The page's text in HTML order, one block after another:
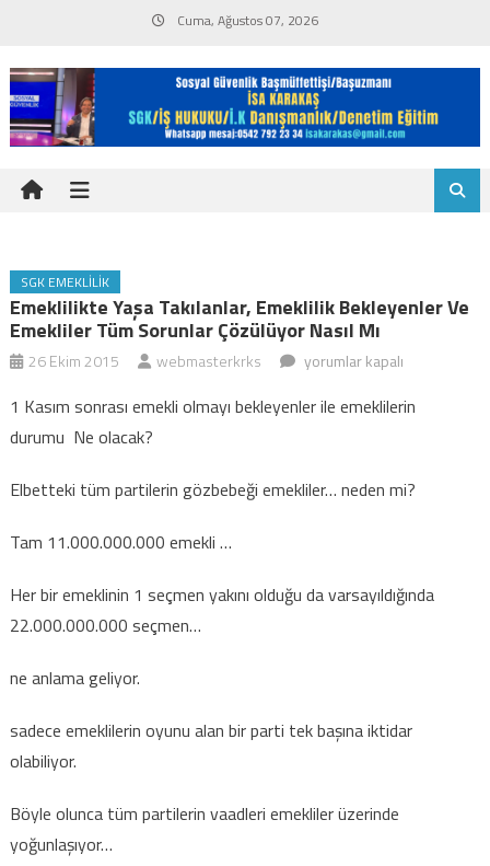
content
Cuma, Ağustos 07, 2026
SGK EMEKLILIK
Emeklilikte Yaşa Takılanlar, Emeklilik Bekleyenler Ve
Emekliler Tüm Sorunlar Çözülüyor Nasıl Mı
26 Ekim 2015 webmasterkrks
Emeklilikte
takılanlar,
ve
çözülüyor
yorumlar kapalı
1 Kasım sonrası emekli olmayı bekleyenler ile emeklilerin
durumu Ne olacak?
Elbetteki tüm partilerin gözbebeği emekliler… neden mi?
Tam 11.000.000.000 emekli …
Her bir emeklinin 1 seçmen yakını olduğu da varsayıldığında
22.000.000.000 seçmen…
ne anlama geliyor.
sadece emeklilerin oyunu alan bir parti tek başına iktidar
olabiliyor.
Böyle olunca tüm partilerin vaadleri emekliler üzerinde
yoğunlaşıyor…